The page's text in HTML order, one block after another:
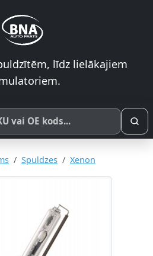
līdz lielākajiem
nosaukuma, SKU vai OE koda
Spuldzes Xenon